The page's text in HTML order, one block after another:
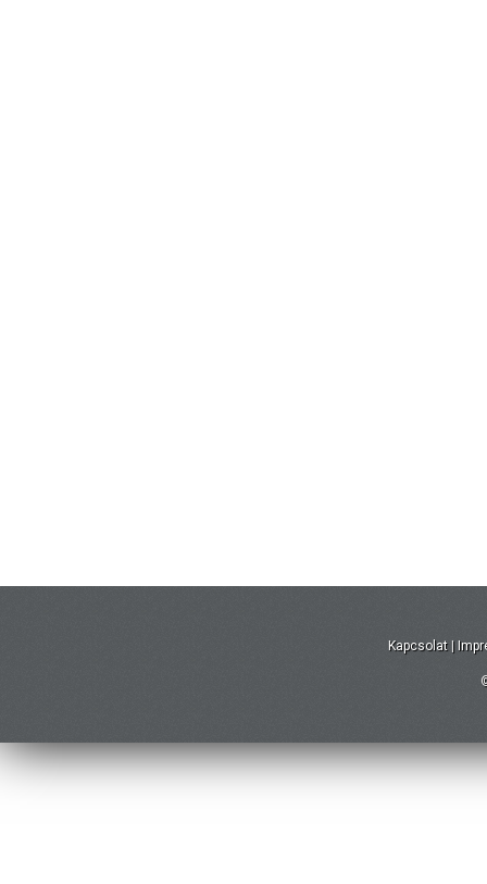
Kapcsolat |